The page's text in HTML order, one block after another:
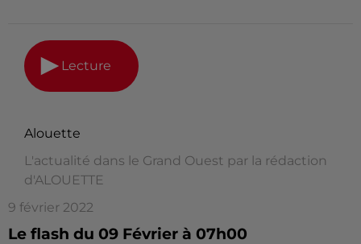
Lecture
Alouette
L'actualité dans le Grand Ouest par la rédaction
d'ALOUETTE
9 février 2022
Le flash du 09 Février à 07h00